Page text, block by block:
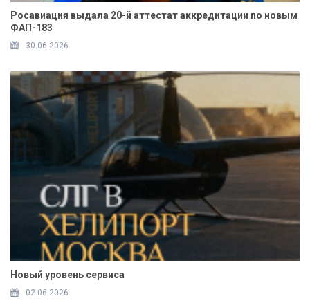
Росавиация выдала 20-й аттестат аккредитации по новым
ФАП-183
30.06.2026
Новый уровень сервиса
02.06.2026